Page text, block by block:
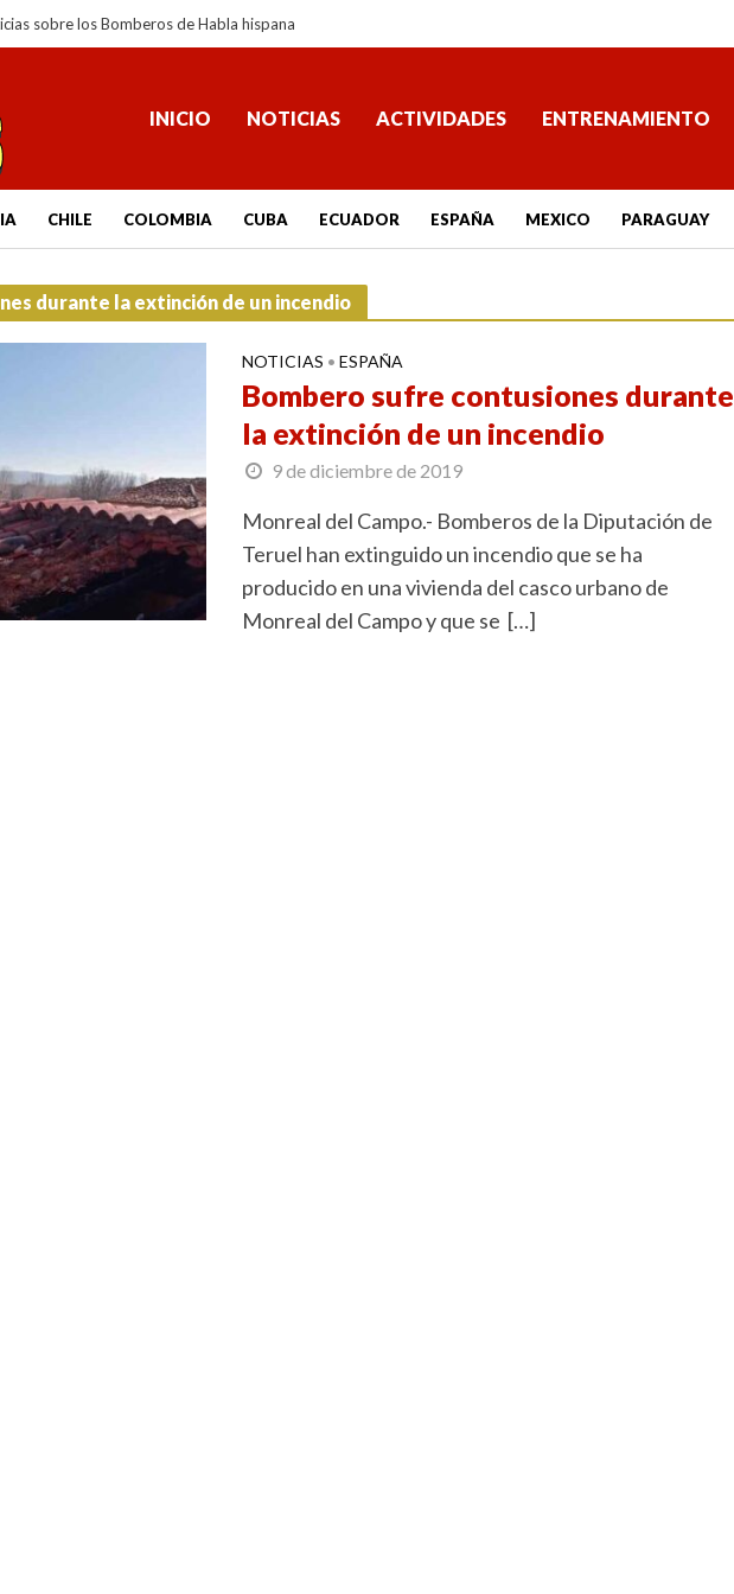
sobre los Bomberos de Habla hispana
INICIO NOTICIAS ACTIVIDADES ENTRENAMIENTO
CHILE COLOMBIA CUBA ECUADOR ESPAÑA MEXICO PARAGUAY
durante la extinción de un incendio
NOTICIAS • ESPAÑA
Bombero sufre contusiones durante
la extinción de un incendio
9 de diciembre de 2019
Monreal del Campo.- Bomberos de la Diputación de
Teruel han extinguido un incendio que se ha
producido en una vivienda del casco urbano de
Monreal del Campo y que se […]